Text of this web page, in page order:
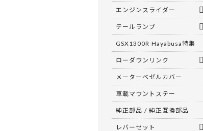
エンジンスライダー
テールランプ
GSX1300R Hayabusa特集
ローダウンリンク
メーターベゼルカバー
車載マウントステー
純正部品 / 純正互換部品
レバーセット